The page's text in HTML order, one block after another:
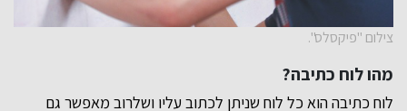
צילום "פיקסלס".
מהו לוח כתיבה?
לוח כתיבה הוא כל לוח שניתן לכתוב עליו ושלרוב מאפשר גם